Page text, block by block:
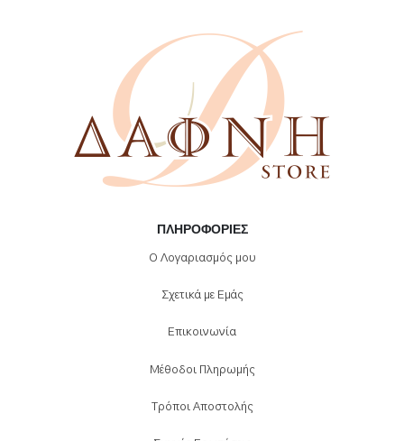
ΠΛΗΡΟΦΟΡΊΕΣ
Ο Λογαριασμός μου
Σχετικά με Εμάς
Επικοινωνία
Μέθοδοι Πληρωμής
Τρόποι Αποστολής